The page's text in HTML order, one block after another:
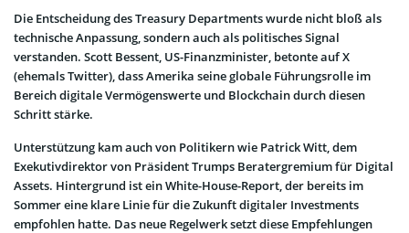
Die Entscheidung des Treasury Departments wurde nicht bloß als
technische Anpassung, sondern auch als politisches Signal
verstanden. Scott Bessent, US-Finanzminister, betonte auf X
(ehemals Twitter), dass Amerika seine globale Führungsrolle im
Bereich digitale Vermögenswerte und Blockchain durch diesen
Schritt stärke.
Unterstützung kam auch von Politikern wie Patrick Witt, dem
Exekutivdirektor von Präsident Trumps Beratergremium für Digital
Assets. Hintergrund ist ein White-House-Report, der bereits im
Sommer eine klare Linie für die Zukunft digitaler Investments
empfohlen hatte. Das neue Regelwerk setzt diese Empfehlungen